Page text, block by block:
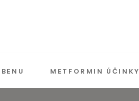
METFORMIN ÚČINKY